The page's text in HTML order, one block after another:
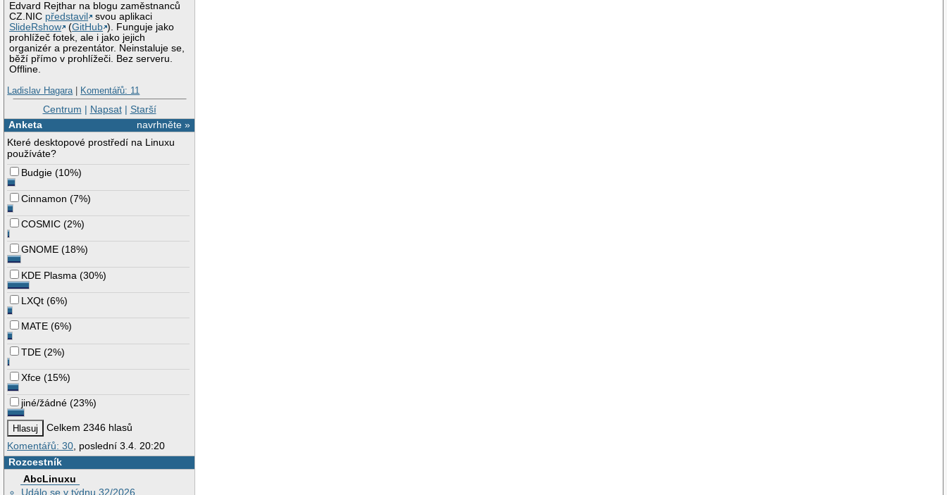
Edvard Rejthar na blogu zaměstnanců
CZ.NIC představil
svou aplikaci
SlideRshow
(GitHub ). Funguje jako
prohlížeč fotek, ale i jako jejich
organizér a prezentátor. Neinstaluje se,
běží přímo v prohlížeči. Bez serveru.
Offline.
Ladislav Hagara| Komentářů: 11
Centrum | Napsat| Starší
navrhněte »
Anketa
Které desktopové prostředí na Linuxu
používáte?
Budgie (10%)
Cinnamon (7%)
COSMIC (2%)
GNOME (18%)
KDE Plasma (30%)
LXQt (6%)
MATE (6%)
TDE (2%)
Xfce (15%)
jiné/žádné (23%)
Celkem 2346 hlasů
Komentářů: 30 , poslední 3.4. 20:20
Rozcestník
AbcLinuxu
Událo se v týdnu 32/2026